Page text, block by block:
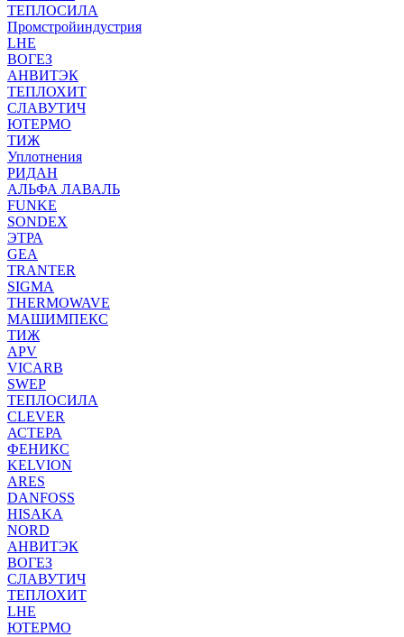
ТЕПЛОСИЛА
Промстройиндустрия
LHE
ВОГЕЗ
АНВИТЭК
ТЕПЛОХИТ
СЛАВУТИЧ
ЮТЕРМО
ТИЖ
Уплотнения
РИДАН
АЛЬФА ЛАВАЛЬ
FUNKE
SONDEX
ЭТРА
GEA
TRANTER
SIGMA
THERMOWAVE
МАШИМПЕКС
ТИЖ
APV
VICARB
SWEP
ТЕПЛОСИЛА
CLEVER
АСТЕРА
ФЕНИКС
KELVION
ARES
DANFOSS
HISAKA
NORD
АНВИТЭК
ВОГЕЗ
СЛАВУТИЧ
ТЕПЛОХИТ
LHE
ЮТЕРМО